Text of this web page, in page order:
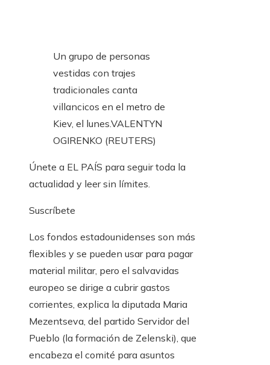
Un grupo de personas
vestidas con trajes
tradicionales canta
villancicos en el metro de
Kiev, el lunes.VALENTYN
OGIRENKO (REUTERS)
Únete a EL PAÍS para seguir toda la
actualidad y leer sin límites.
Suscríbete
Los fondos estadounidenses son más
flexibles y se pueden usar para pagar
material militar, pero el salvavidas
europeo se dirige a cubrir gastos
corrientes, explica la diputada Maria
Mezentseva, del partido Servidor del
Pueblo (la formación de Zelenski), que
encabeza el comité para asuntos